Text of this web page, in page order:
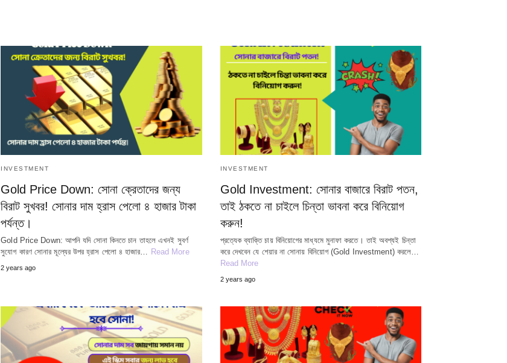
INVESTMENT
Gold Price Down: সোনা ক্রেতাদের জন্য
বিরাট সুখবর! সোনার দাম হ্রাস পেলো ৪ হাজার টাকা
পর্যন্ত।
Gold Price Down: আপনি যদি সোনা কিনতে চান তাহলে এখনই সুবর্ণ
সুযোগ কারণ সোনার মূল্যের উপর হ্রাস পেলো ৪ হাজার… Read More
2 years ago
INVESTMENT
Gold Investment: সোনার বাজারে বিরাট পতন,
তাই ঠকতে না চাইলে চিন্তা ভাবনা করে বিনিয়োগ
করুন!
প্রত্যেক ব্যাক্তি চায় বিনিয়োগের মাধ্যমে মুনাফা করতে। তাই অবশ্যই চিন্তা
করে দেখবেন যে শেয়ার না সোনায় বিনিয়োগ (Gold Investment) করলে…
Read More
2 years ago